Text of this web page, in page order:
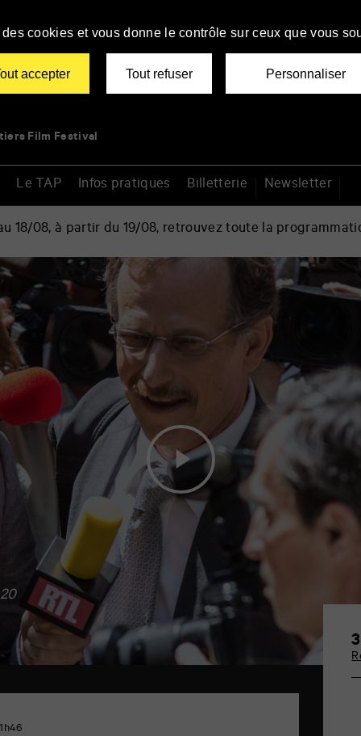
Film Festival
Le TAP Infos pratiques Billetterie Newsletter
18/08, à partir du 19/08, retrouvez toute la
cookies et vous donne le contrôle sur ceux que vous
accepter Tout refuser Personnaliser